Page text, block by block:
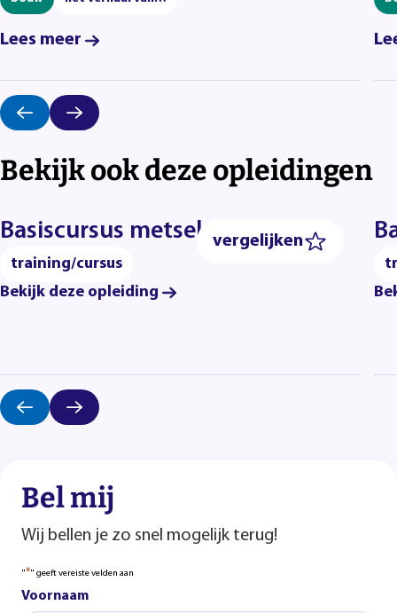
Lees meer
Bekijk ook deze opleidingen
vergelijken
Basiscursus metselen A
training/cursus
Bekijk deze opleiding
Bel mij
Wij bellen je zo snel mogelijk terug!
"*" geeft vereiste velden aan
Voornaam